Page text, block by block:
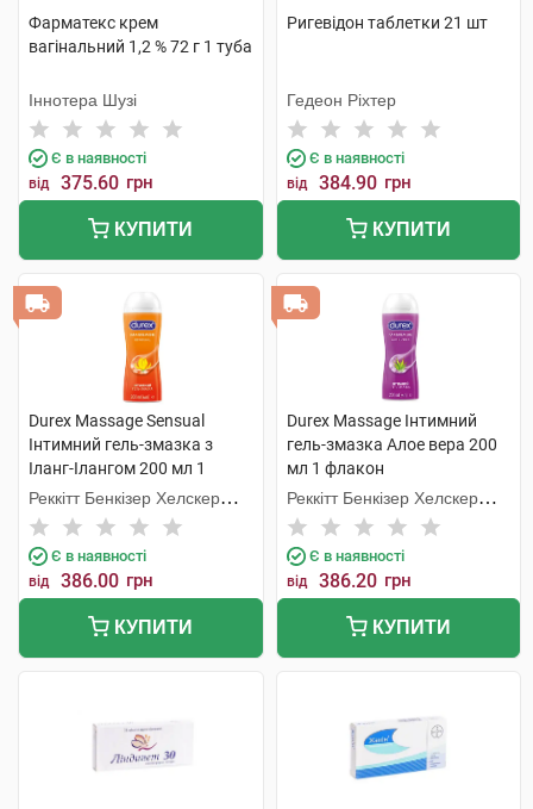
Фарматекс крем
вагінальний 1,2 % 72 г 1 туба
Іннотера Шузі
Є в наявності
від 375.60 грн
КУПИТИ
Ригевідон таблетки 21 шт
Гедеон Ріхтер
Є в наявності
від 384.90 грн
КУПИТИ
Durex Massage Sensual
Інтимний гель-змазка з
Іланг-Ілангом 200 мл 1
флакон
Реккітт Бенкізер Хелскер
Мануфектурінг
Є в наявності
від 386.00 грн
КУПИТИ
Durex Massage Інтимний
гель-змазка Алое вера 200
мл 1 флакон
Реккітт Бенкізер Хелскер
Мануфектурінг
Є в наявності
від 386.20 грн
КУПИТИ